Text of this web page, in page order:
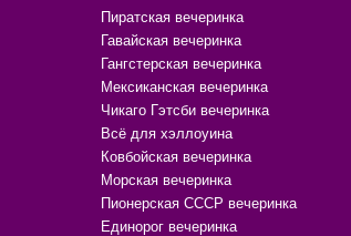
Пиратская вечеринка
Гавайская вечеринка
Гангстерская вечеринка
Мексиканская вечеринка
Чикаго Гэтсби вечеринка
Всё для хэллоуина
Ковбойская вечеринка
Морская вечеринка
Пионерская СССР вечеринка
Единорог вечеринка